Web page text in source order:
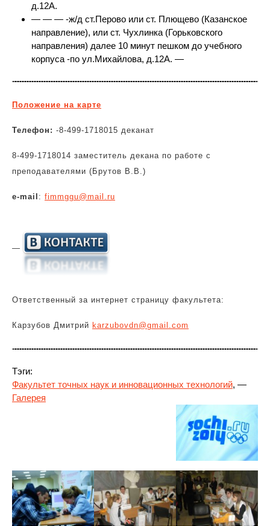
д.12А.
— — — -ж/д ст.Перово или ст. Плющево (Казанское
направление), или ст. Чухлинка (Горьковского
направления) далее 10 минут пешком до учебного
корпуса -по ул.Михайлова, д.12А. —
Положение на карте
Телефон: -8-499-1718015 деканат
8-499-1718014 заместитель декана по работе с
преподавателями (Брутов В.В.)
e-mail : fimmggu@mail.ru
—
Ответственный за интернет страницу факультета:
Карзубов Дмитрий karzubovdn@gmail.com
Тэги:
Факультет точных наук и инновационных технологий, —
Галерея